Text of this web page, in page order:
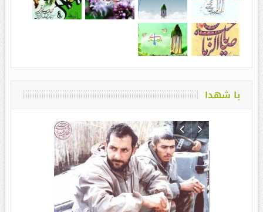
با شهدا